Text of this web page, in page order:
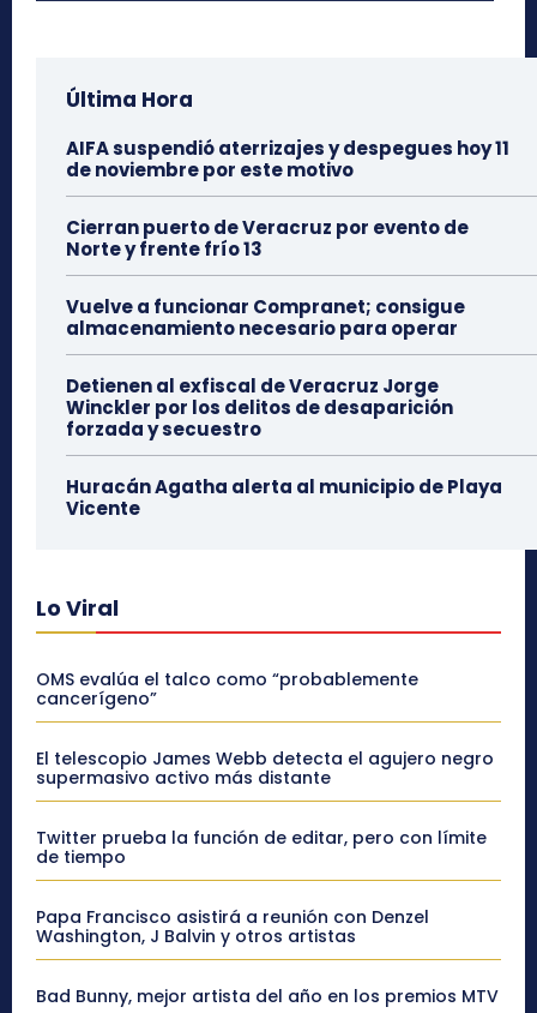
Última Hora
AIFA suspendió aterrizajes y despegues hoy 11
de noviembre por este motivo
Cierran puerto de Veracruz por evento de
Norte y frente frío 13
Vuelve a funcionar Compranet; consigue
almacenamiento necesario para operar
Detienen al exfiscal de Veracruz Jorge
Winckler por los delitos de desaparición
forzada y secuestro
Huracán Agatha alerta al municipio de Playa
Vicente
Lo Viral
OMS evalúa el talco como “probablemente
cancerígeno”
El telescopio James Webb detecta el agujero negro
supermasivo activo más distante
Twitter prueba la función de editar, pero con límite
de tiempo
Papa Francisco asistirá a reunión con Denzel
Washington, J Balvin y otros artistas
Bad Bunny, mejor artista del año en los premios MTV